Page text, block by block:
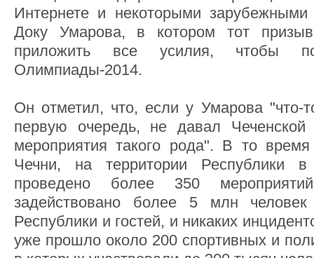
Интернете и некоторыми
Доку Умарова, в котором тот
приложить все усилия, чтобы
Олимпиады-2014.
Он отметил, что, если у Умарова "что-
первую очередь, не давал Чеченской
мероприятия такого рода". В то
Чечни, на территории Республики
проведено более 350
задействовано более 5 млн
Республики и гостей, и никаких
уже прошло около 200 спортивных и